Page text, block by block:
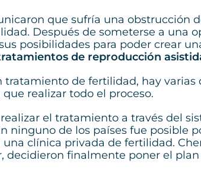
que sufría una obstrucción
Después de someterse a una
posibilidades para poder crear
de reproducción
tratamiento de fertilidad, hay varias
realizar todo el proceso.
el tratamiento a través del
ninguno de los países fue posible
clínica privada de fertilidad.
decidieron finalmente poner el plan